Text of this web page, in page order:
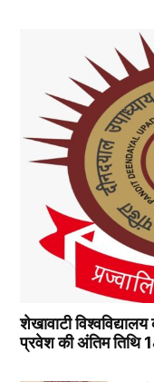
शेखावाटी
प्रवेश की अंतिम तिथि